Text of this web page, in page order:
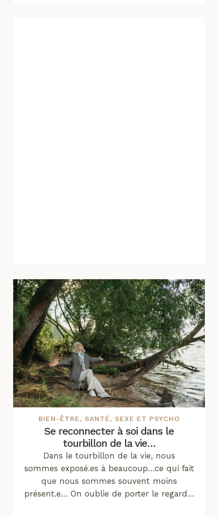
BIEN-ÊTRE, SANTÉ, SEXE ET PSYCHO
Se reconnecter à soi dans le
tourbillon de la vie…
Dans le tourbillon de la vie, nous
sommes exposé.es à beaucoup…ce qui fait
que nous sommes souvent moins
présent.e… On oublie de porter le regard…